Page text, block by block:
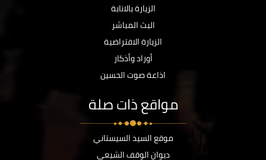
الزيارة بالانابة
البث المباشر
الزيارة الافتراضية
أوراد وأذكار
اذاعة صوت الحسين
مواقع ذات صلة
موقع السيد السيستاني
ديوان الوقف الشيعي